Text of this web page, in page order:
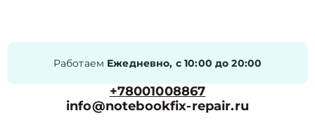
Работаем Ежедневно, с 10:00 до 20:00
+78001008867
info@notebookfix-repair.ru